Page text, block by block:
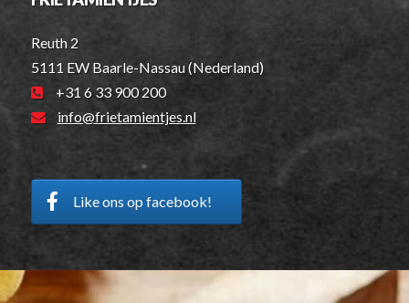
Reuth 2
5111 EW Baarle-Nassau (Nederland)
+31 6 33 900 200
info@frietamientjes.nl
Like ons op facebook!